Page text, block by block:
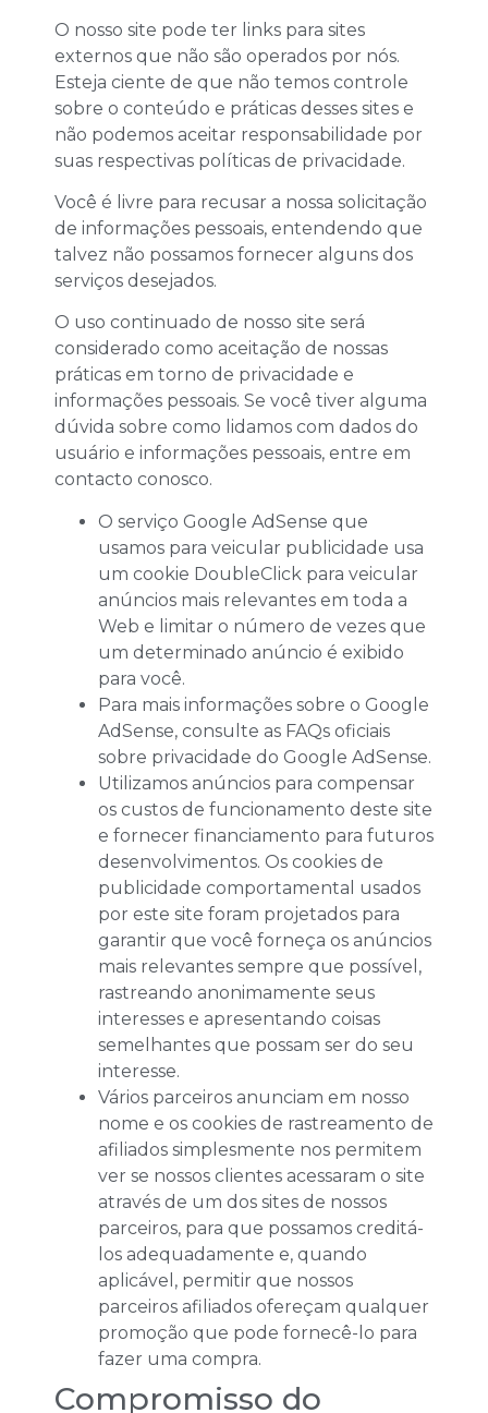
O nosso site pode ter links para sites
externos que não são operados por nós.
Esteja ciente de que não temos controle
sobre o conteúdo e práticas desses sites e
não podemos aceitar responsabilidade por
suas respectivas políticas de privacidade.
Você é livre para recusar a nossa solicitação
de informações pessoais, entendendo que
talvez não possamos fornecer alguns dos
serviços desejados.
O uso continuado de nosso site será
considerado como aceitação de nossas
práticas em torno de privacidade e
informações pessoais. Se você tiver alguma
dúvida sobre como lidamos com dados do
usuário e informações pessoais, entre em
contacto conosco.
O serviço Google AdSense que
usamos para veicular publicidade usa
um cookie DoubleClick para veicular
anúncios mais relevantes em toda a
Web e limitar o número de vezes que
um determinado anúncio é exibido
para você.
Para mais informações sobre o Google
AdSense, consulte as FAQs oficiais
sobre privacidade do Google AdSense.
Utilizamos anúncios para compensar
os custos de funcionamento deste site
e fornecer financiamento para futuros
desenvolvimentos. Os cookies de
publicidade comportamental usados ​​
por este site foram projetados para
garantir que você forneça os anúncios
mais relevantes sempre que possível,
rastreando anonimamente seus
interesses e apresentando coisas
semelhantes que possam ser do seu
interesse.
Vários parceiros anunciam em nosso
nome e os cookies de rastreamento de
afiliados simplesmente nos permitem
ver se nossos clientes acessaram o site
através de um dos sites de nossos
parceiros, para que possamos creditá-
los adequadamente e, quando
aplicável, permitir que nossos
parceiros afiliados ofereçam qualquer
promoção que pode fornecê-lo para
fazer uma compra.
Compromisso do